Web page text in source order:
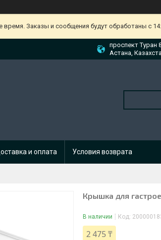
время. Заказы и сообщения будут обработаны с
проспект Туран
Астана,
и оплата Условия возврата
Крышка для
В наличии Код:
2 475 ₸